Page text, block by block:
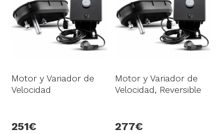
Motor y Variador de
Velocidad
251
Motor y Variador de
Velocidad, Reversible
277